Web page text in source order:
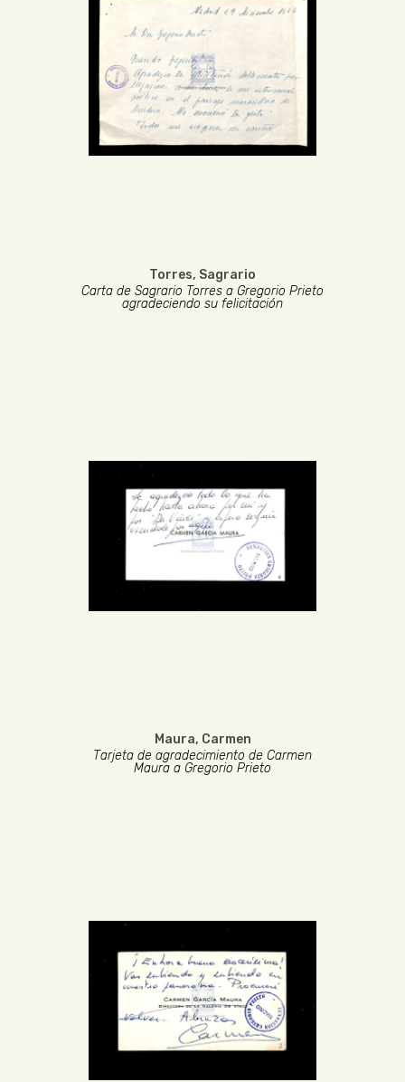
Torres, Sagrario
Carta de Sagrario Torres a Gregorio Prieto
agradeciendo su felicitación
Maura, Carmen
Tarjeta de agradecimiento de Carmen
Maura a Gregorio Prieto